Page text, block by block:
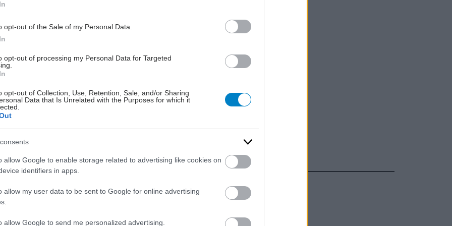
opt-out of the Sale of my Personal Data.
opt-out of processing my Personal Data for Targeted
opt-out of Collection, Use, Retention, Sale, and/or Sharing
Data that Is Unrelated with the Purposes for which it
allow Google to enable storage related to advertising like cookies on
identifiers in apps.
allow my user data to be sent to Google for online advertising
allow Google to send me personalized advertising.
Παναγιωτίδης
– Γυναικολόγος